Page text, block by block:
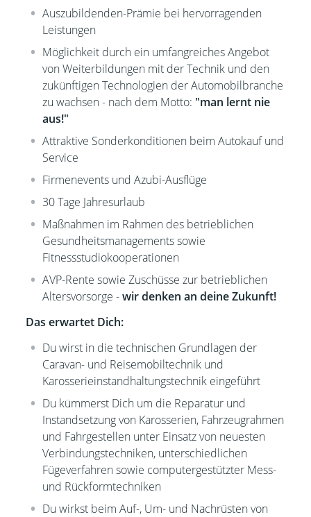
Auszubildenden-Prämie bei hervorragenden
Leistungen
Möglichkeit durch ein umfangreiches Angebot
von Weiterbildungen mit der Technik und den
zukünftigen Technologien der Automobilbranche
zu wachsen - nach dem Motto: "man lernt nie
aus!"
Attraktive Sonderkonditionen beim Autokauf und
Service
Firmenevents und Azubi-Ausflüge
30 Tage Jahresurlaub
Maßnahmen im Rahmen des betrieblichen
Gesundheitsmanagements sowie
Fitnessstudiokooperationen
AVP-Rente sowie Zuschüsse zur betrieblichen
Altersvorsorge -wir denken an deine Zukunft!
Das erwartet Dich:
Du wirst in die technischen Grundlagen der
Caravan- und Reisemobiltechnik und
Karosserieinstandhaltungstechnik eingeführt
Du kümmerst Dich um die Reparatur und
Instandsetzung von Karosserien, Fahrzeugrahmen
und Fahrgestellen unter Einsatz von neuesten
Verbindungstechniken, unterschiedlichen
Fügeverfahren sowie computergestützter Mess-
und Rückformtechniken
Du wirkst beim Auf-, Um- und Nachrüsten von